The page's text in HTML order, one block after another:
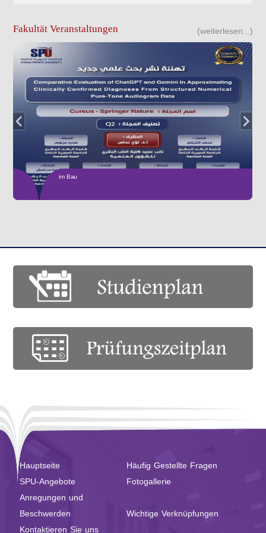
Fakultät Veranstaltungen (weiterlesen...)
Hauptseite
Häufig Gestellte Fragen
SPU-Angebote
Fotogallerie
Anregungen und
Beschwerden
Wichtige Verknüpfungen
Kontaktieren Sie uns